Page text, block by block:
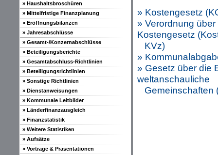
» Haushaltsbroschüren
» Mittelfristige Finanzplanung
» Eröffnungsbilanzen
» Jahresabschlüsse
» Gesamt-/Konzernabschlüsse
» Beteiligungsberichte
» Gesamtabschluss-Richtlinien
» Beteiligungsrichtlinien
» Sonstige Richtlinien
» Dienstanweisungen
» Kommunale Leitbilder
» Länderfinanzausgleich
» Finanzstatistik
» Weitere Statistiken
» Aufsätze
» Vorträge & Präsentationen
» Kostengesetz
» Verordnung
Kostengesetz
KVz)
»
» Gesetz über die
weltanschauliche
Gemeinschaften